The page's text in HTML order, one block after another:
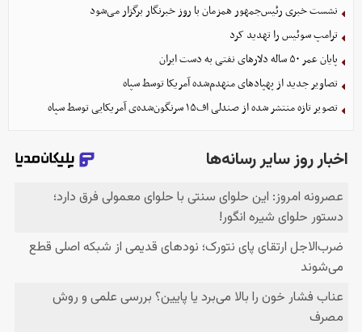
نشست خبری رئیس‌جمهور همزمان با روز خبرنگار برگزار می‌شود
ترامپ سوئیس را تهدید کرد
پایان عمر ۵۰ ساله دلارهای نفتی به دست ایران
تصاویر جدید از پهپادهای منهدم‌شده آمریکا توسط سپاه
تصویر تازه منتشر شده از صندلی اف۱۵ سرنگون‌شده‌ی آمریکایی توسط سپاه